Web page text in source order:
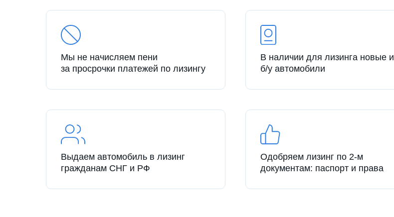
Мы не начисляем пени
за просрочки платежей по лизингу
В наличии для лизинга новые и
б/у автомобили
Выдаем автомобиль в лизинг
гражданам СНГ и РФ
Одобряем лизинг по 2-м
документам: паспорт и права